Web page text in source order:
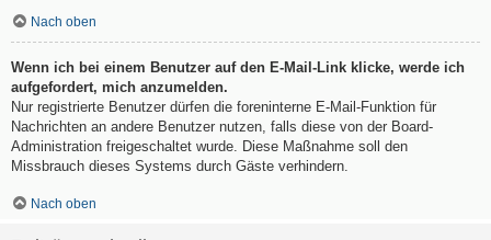
Nach oben
Wenn ich bei einem Benutzer auf den E-Mail-Link klicke, werde ich
aufgefordert, mich anzumelden.
Nur registrierte Benutzer dürfen die foreninterne E-Mail-Funktion für
Nachrichten an andere Benutzer nutzen, falls diese von der Board-
Administration freigeschaltet wurde. Diese Maßnahme soll den
Missbrauch dieses Systems durch Gäste verhindern.
Nach oben